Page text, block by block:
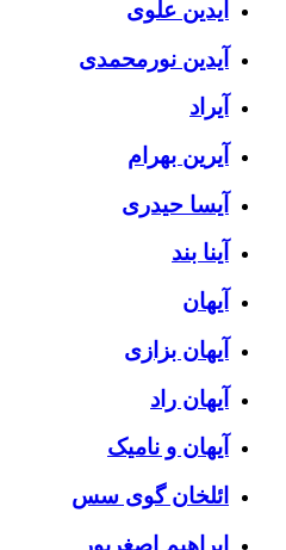
آیدین علوی
آیدین نورمحمدی
آیراد
آیرین بهرام
آیسا حیدری
آینا بند
آیهان
آیهان بزازی
آیهان راد
آیهان و نامیک
ائلخان گوی سس
ابراهیم اصغرپور